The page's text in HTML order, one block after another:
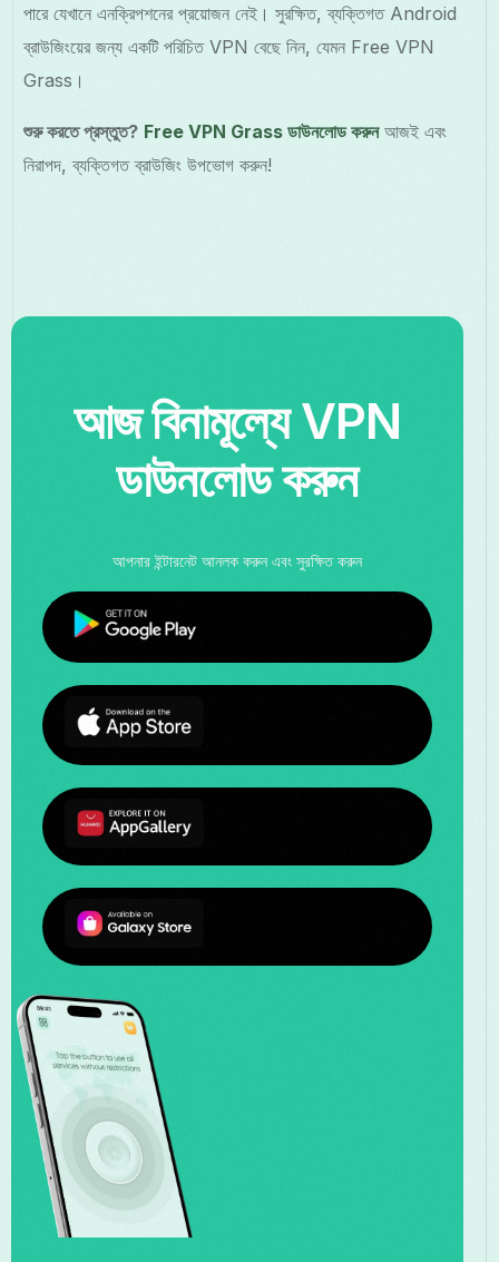
পারে যেখানে এনক্রিপশনের প্রয়োজন নেই। সুরক্ষিত, ব্যক্তিগত Android
ব্রাউজিংয়ের জন্য একটি পরিচিত VPN বেছে নিন, যেমন Free VPN
Grass।
শুরু করতে প্রস্তুত? Free VPN Grass ডাউনলোড করুনআজই এবং
নিরাপদ, ব্যক্তিগত ব্রাউজিং উপভোগ করুন!
আজ বিনামূল্যে VPN
ডাউনলোড করুন
আপনার ইন্টারনেট আনলক করুন এবং সুরক্ষিত করুন